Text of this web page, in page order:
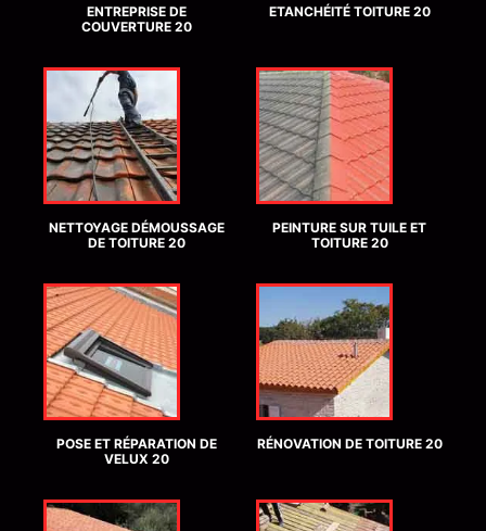
ENTREPRISE DE
COUVERTURE 20
ETANCHÉITÉ TOITURE 20
NETTOYAGE DÉMOUSSAGE
DE TOITURE 20
PEINTURE SUR TUILE ET
TOITURE 20
POSE ET RÉPARATION DE
VELUX 20
RÉNOVATION DE TOITURE 20